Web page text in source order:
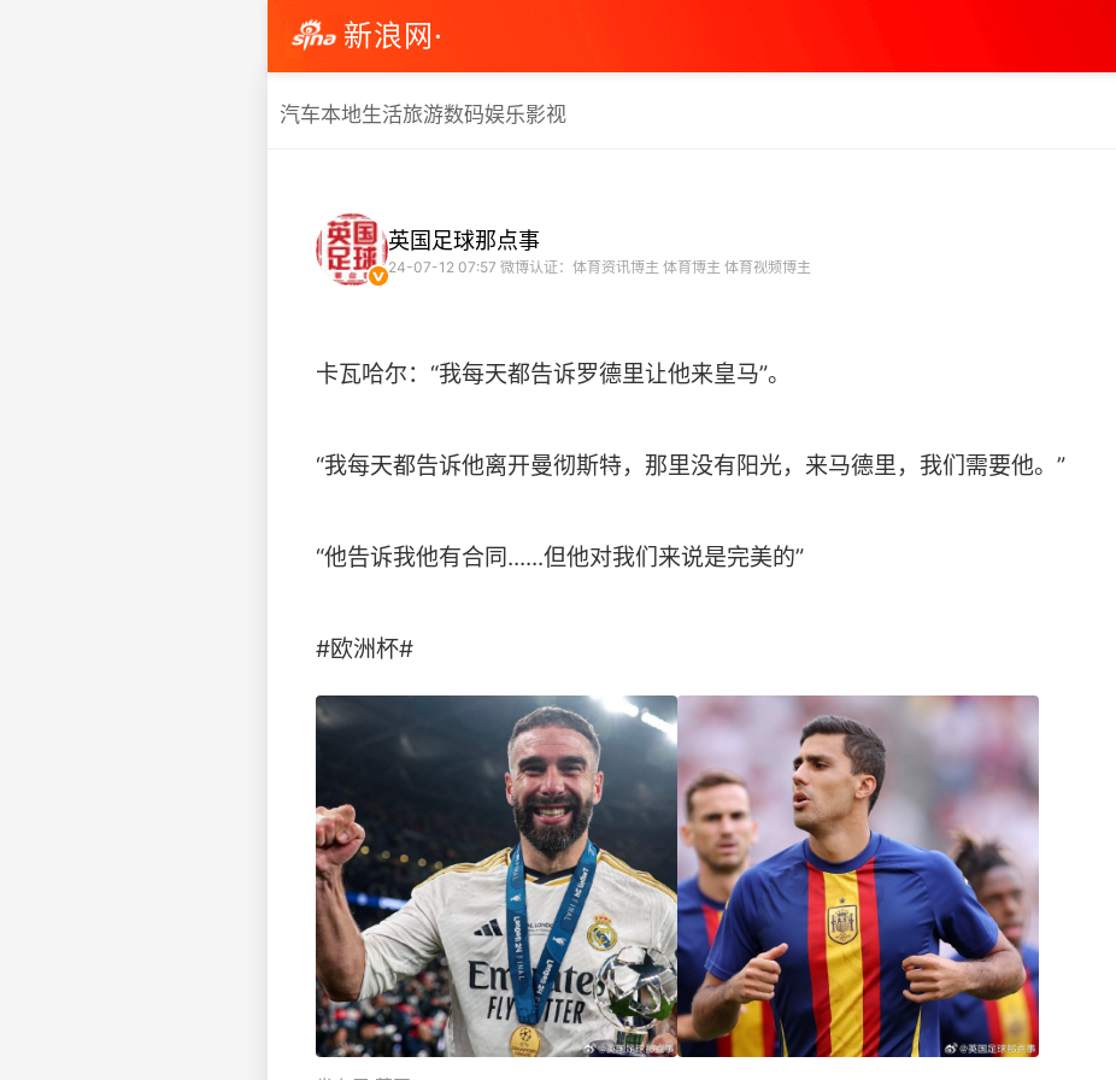
新浪网·
汽车本地生活旅游数码娱乐影视
英国足球那点事
24-07-12 07:57 微博认证：体育资讯博主 体育博主 体育视频博主
卡瓦哈尔：“我每天都告诉罗德里让他来皇马”。
“我每天都告诉他离开曼彻斯特，那里没有阳光，来马德里，我们需要他。”
“他告诉我他有合同......但他对我们来说是完美的”
#欧洲杯# ​